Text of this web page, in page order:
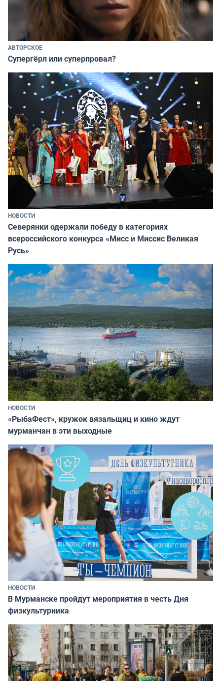
АВТОРСКОЕ
Супергёрл или суперпровал?
НОВОСТИ
Северянки одержали победу в категориях
всероссийского конкурса «Мисс и Миссис Великая
Русь»
НОВОСТИ
«РыбаФест», кружок вязальщиц и кино ждут
мурманчан в эти выходные
НОВОСТИ
В Мурманске пройдут мероприятия в честь Дня
физкультурника